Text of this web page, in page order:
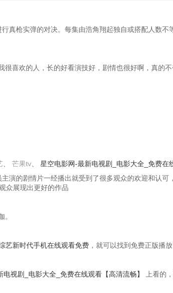
真枪实弹的对决。每集由浩角翔起独自或搭配人数
很喜欢的人，长的好看演技好，剧情也很好啊，真
芒果tv 星空电影网-最新电视剧_电影大全_免费在
演的剧情片一经播出就受到了很多观众的欢迎和认
众展现出更好的作品
艺新时代手机在线观看免费 ，就可以找到免费正版播
电视剧_电影大全_免费在线观看【高清流畅】
上看的